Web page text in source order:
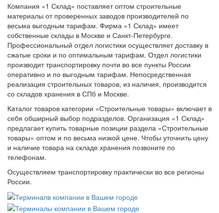
Компания «1 Склад» поставляет оптом строительные
материалы от проверенных заводов производителей по
весьма выгодным тарифам. Фирма «1 Склад» имеет
собственные склады в Москве и Санкт-Петербурге.
Профессиональный отдел логистики осуществляет доставку в
сжатые сроки и по оптимальным тарифам. Отдел логистики
производит транспортировку почти во все пункты России
оперативно и по выгодным тарифам. Непосредственная
реализация строительных товаров, из наличия, производится
со складов хранения в СПб и Москве.
Каталог товаров категории «Строительные товары» включает в
себя обширный выбор подразделов. Организация «1 Склад»
предлагает купить товарные позиции раздела «Строительные
товары» оптом и по весьма низкой цене. Чтобы уточнить цену
и наличие товара на складе хранения позвоните по
телефонам.
Осуществляем транспортировку практически во все регионы
России.